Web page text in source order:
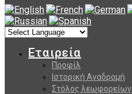
Εταιρεία
Προφίλ
Ιστορική Αναδρομή
Στόλος λεωφορείων